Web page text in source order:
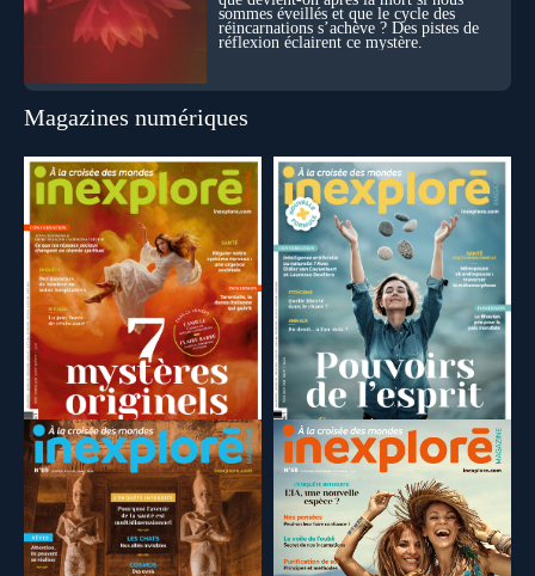
sommes éveillés et que le cycle des
réincarnations s’achève ? Des pistes de
réflexion éclairent ce mystère.
Magazines numériques